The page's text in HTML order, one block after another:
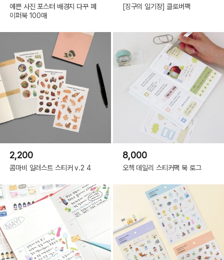
예쁜 사진 포스터 배경지 다꾸 페
이퍼북 100매
[징구의 일기장] 클로버팩
2,200
콤마비 일러스트 스티커 v.2 4
8,000
오첵 데일리 스티커팩 북 로그